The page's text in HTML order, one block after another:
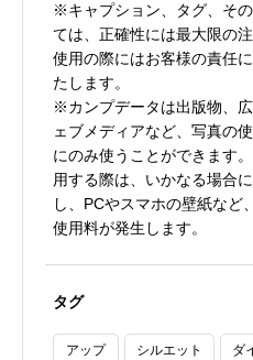
※キャプション、タグ、そ
ては、正確性には最大限の
使用の際にはお客様の責任
たします。
※カンプデータは出版物、
ェブメディアなど、写真の
にのみ使うことができます
用する際は、いかなる場合
し、PCやスマホの壁紙など
使用料が発生します。
タグ
アップ シルエット ダ